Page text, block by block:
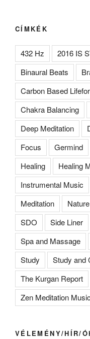
CÍMKÉK
432 Hz 2016 IS
Binaural Beats
Carbon Based
Chakra Balancing
Deep Meditation
Focus
Germind
Healing
Healing
Instrumental Music
Meditation
SDO
Side Liner
Spa and Massage
Study
Study and
The Kurgan Report
Zen Meditation Music
VÉLEMÉNY/HÍR/